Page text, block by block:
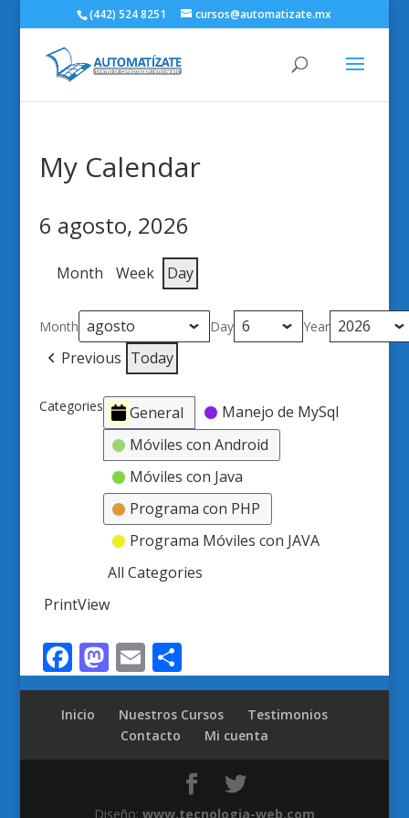
(442) 524 8251 cursos@automatizate.mx
My Calendar
6 agosto, 2026
Month Week Day
Month Day Year
Previous Today
Categories General
Manejo de MySql
Móviles con Android
Móviles con Java
Programa con PHP
Programa Móviles con JAVA
All Categories
PrintView
Facebook
Mastodon
EmailCompartir
Inicio Nuestros Cursos
Testimonios
Contacto
Mi cuenta
Diseño: www.tecnologia-web.com